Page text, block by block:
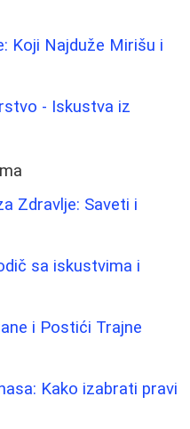
Koji Najduže Mirišu i
- Iskustva iz
Zdravlje: Saveti i
sa iskustvima i
i Postići Trajne
Kako izabrati pravi